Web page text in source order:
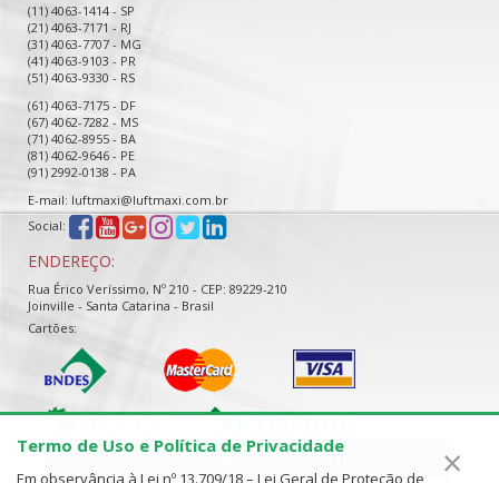
(11) 4063-1414 - SP
(21) 4063-7171 - RJ
(31) 4063-7707 - MG
(41) 4063-9103 - PR
(51) 4063-9330 - RS
(61) 4063-7175 - DF
(67) 4062-7282 - MS
(71) 4062-8955 - BA
(81) 4062-9646 - PE
(91) 2992-0138 - PA
E-mail: luftmaxi@luftmaxi.com.br
Social:
ENDEREÇO:
Rua Érico Veríssimo, Nº 210 - CEP: 89229-210
Joinville - Santa Catarina - Brasil
Cartões:
SOLICITE UM ORÇAMENTO
Termo de Uso e Política de Privacidade
Em observância à Lei nº 13.709/18 – Lei Geral de Proteção de ×